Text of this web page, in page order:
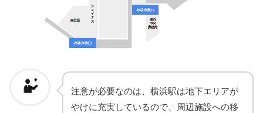
注意が必要なのは、横浜駅は地下エリアが
やけに充実しているので、周辺施設への移